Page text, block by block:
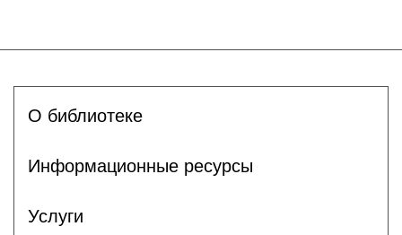
О библиотеке
Информационные ресурсы
Услуги